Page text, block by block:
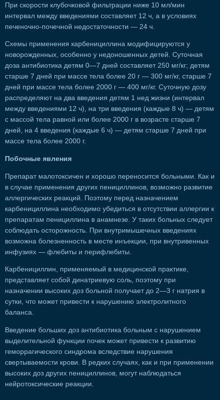
При скорости клубочковой фильтрации ниже 10 мл/мин
интервал между введениями составляет 12 ч, а в условиях
печеночно-почечной недостаточности — 24 ч.
Схемы применения карбенициллина модифицируются у
новорожденных, особенно у недоношенных детей. Суточная
доза антибиотика детям 0—7 дней составляет 250 мг/кг; детям
старше 7 дней при массе тела более 20 г — 300 мг/кг, старше 7
дней при массе тела более 2000 г — 400 мг/кг. Суточную дозу
распределяют на два введения детям 1 нед жизни (интервал
между введениями 12 ч), на три введения (каждые 8 ч) — детям
с массой тела равной или более 2000 г в возрасте старше 7
дней, на 4 введения (каждые 6 ч) — детям старше 7 дней при
массе тела более 2000 г.
Побочные явления
Препарат малотоксичен и хорошо переносится больными. Как и
в случае применения других пенициллинов, возможно развитие
аллергических реакций. Поэтому перед назначением
карбенициллина необходимо убедиться в отсутствии аллергии к
препаратам пенициллина в анамнезе. У таких больных следует
соблюдать осторожность. При внутримышечных введениях
возможна болезненность в месте инъекции, при внутривенных
инфузиях — флебиты и перифлебиты.
Карбенициллин, применяемый в медицинской практике,
представляет собой динатриевую соль, поэтому при
назначении высоких доз больной получает до 2—3 г натрия в
сутки, что может привести к нарушению электролитного
баланса.
Введение больших доз антибиотика больным с нарушением
выделительной функции почек может привести к развитию
геморрагического синдрома вследствие нарушения
свертываемости крови. В редких случаях, как и при применении
высоких доз других пенициллинов, могут наблюдаться
нейротоксические реакции.